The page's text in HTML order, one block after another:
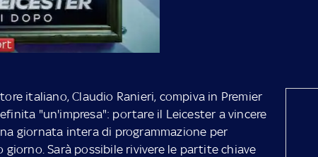
italiano, Claudio Ranieri, compiva in Premier
"un'impresa": portare il Leicester a vincere
giornata intera di programmazione per
Sarà possibile rivivere le partite chiave